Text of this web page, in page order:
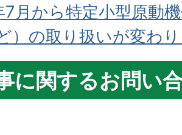
7月から特定小型原動
）の取り扱いが変わ
に関するお問い